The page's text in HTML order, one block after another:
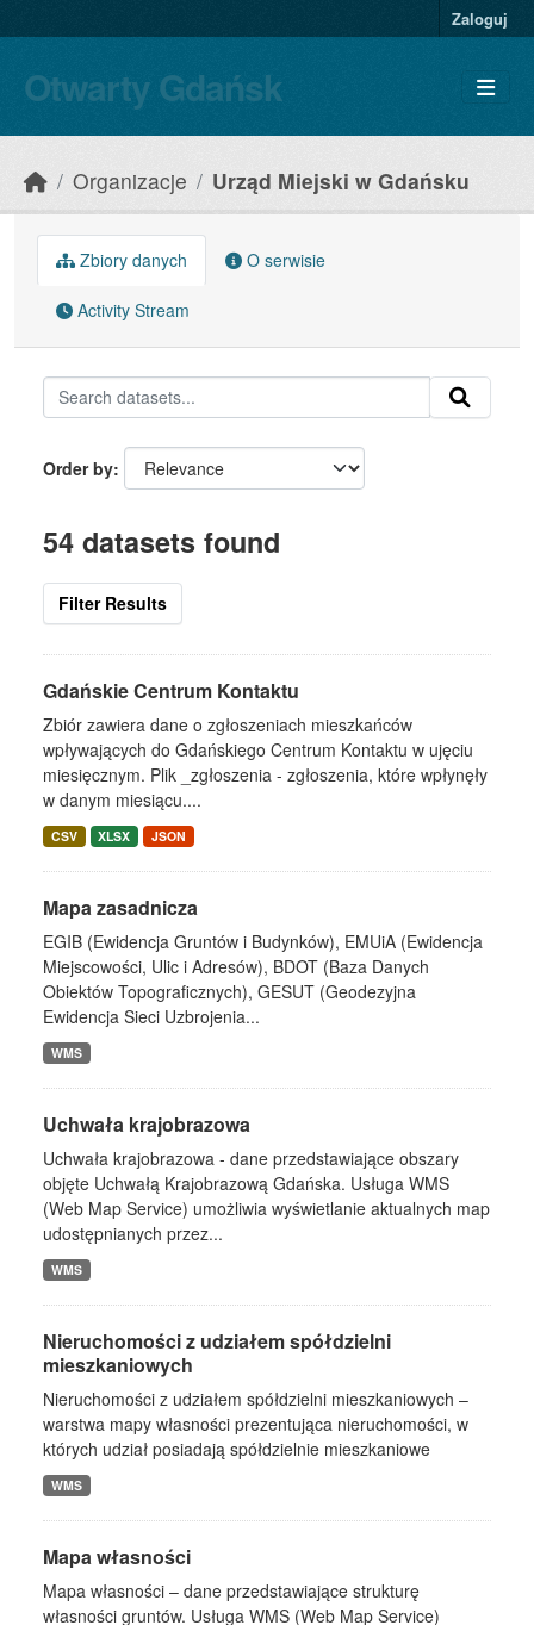
Zaloguj
Otwarty Gdańsk
Organizacje Urząd Miejski w Gdańsku
Zbiory danych O serwisie
Activity Stream
Order by
54 datasets found
Filter Results
Gdańskie Centrum Kontaktu
Zbiór zawiera dane o zgłoszeniach mieszkańców
wpływających do Gdańskiego Centrum Kontaktu w ujęciu
miesięcznym. Plik _zgłoszenia - zgłoszenia, które wpłynęły
w danym miesiącu....
CSV XLSX JSON
Mapa zasadnicza
EGIB (Ewidencja Gruntów i Budynków), EMUiA (Ewidencja
Miejscowości, Ulic i Adresów), BDOT (Baza Danych
Obiektów Topograficznych), GESUT (Geodezyjna
Ewidencja Sieci Uzbrojenia...
WMS
Uchwała krajobrazowa
Uchwała krajobrazowa - dane przedstawiające obszary
objęte Uchwałą Krajobrazową Gdańska. Usługa WMS
(Web Map Service) umożliwia wyświetlanie aktualnych map
udostępnianych przez...
WMS
Nieruchomości z udziałem spółdzielni
mieszkaniowych
Nieruchomości z udziałem spółdzielni mieszkaniowych –
warstwa mapy własności prezentująca nieruchomości, w
których udział posiadają spółdzielnie mieszkaniowe
WMS
Mapa własności
Mapa własności – dane przedstawiające strukturę
własności gruntów. Usługa WMS (Web Map Service)